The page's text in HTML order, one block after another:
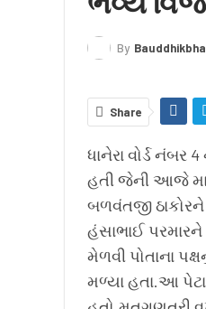
By
Share
ધાનેરા વોર્ડ
હતી જેની આજે
બળવંતજી
હંસાભાઈ પરમારને
મેળવી પોતાના
મળ્યા હતા.આ